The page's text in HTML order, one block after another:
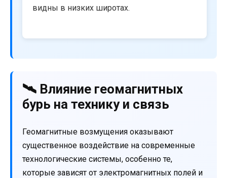
видны в низких широтах.
🛰️ Влияние геомагнитных
бурь на технику и связь
Геомагнитные возмущения оказывают
существенное воздействие на современные
технологические системы, особенно те,
которые зависят от электромагнитных полей и